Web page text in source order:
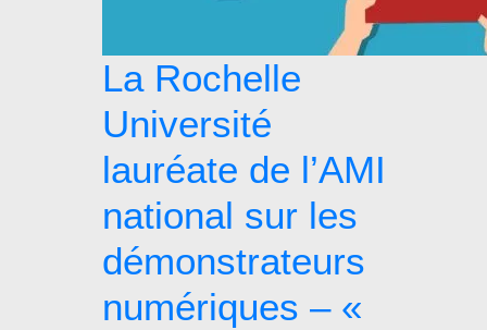
La Rochelle
Université
lauréate de l’AMI
national sur les
démonstrateurs
numériques – «